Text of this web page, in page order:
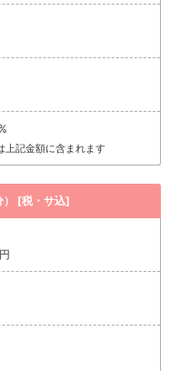
上記金額に含まれます
[税・サ込]